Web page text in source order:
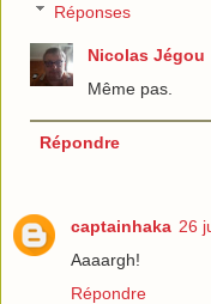
Réponses
Nicolas Jégou
Même pas.
Répondre
captainhaka 26
Aaaargh!
Répondre